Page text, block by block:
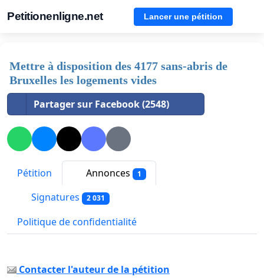
Petitionenligne.net Lancer une pétition
Mettre à disposition des 4177 sans-abris de
Bruxelles les logements vides
Partager sur Facebook (2548)
Pétition Annonces 1
Signatures 2 031
Politique de confidentialité
Contacter l'auteur de la pétition